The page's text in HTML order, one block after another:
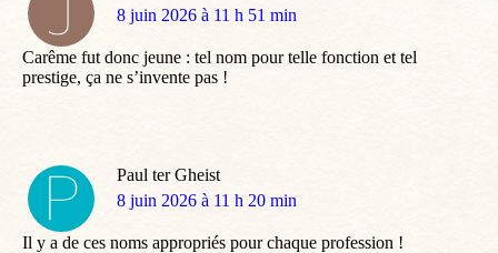
dit
8 juin 2026 à 11 h 51 min
Carême fut donc jeune : tel nom pour telle fonction et tel
prestige, ça ne s’invente pas !
Paul ter Gheist
dit
8 juin 2026 à 11 h 20 min
Il y a de ces noms appropriés pour chaque profession !